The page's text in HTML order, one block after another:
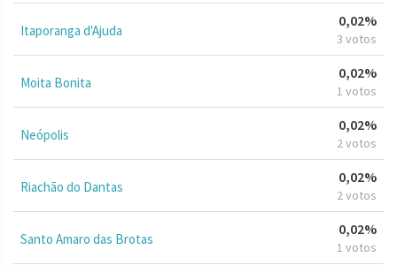
Itaporanga d'Ajuda
0,02%
3 votos
Moita Bonita
0,02%
1 votos
Neópolis
0,02%
2 votos
Riachão do Dantas
0,02%
2 votos
Santo Amaro das Brotas
0,02%
1 votos